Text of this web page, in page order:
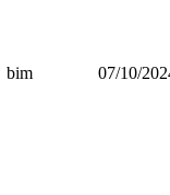
bim 07/10/